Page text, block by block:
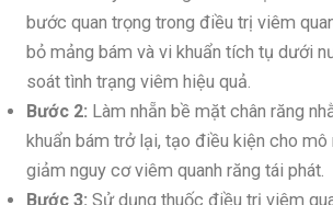
bước quan trọng trong điều trị viêm
bỏ mảng bám và vi khuẩn tích tụ dưới
soát tình trạng viêm hiệu quả.
Bước 2: Làm nhẵn bề mặt chân răng
khuẩn bám trở lại, tạo điều kiện cho mô
giảm nguy cơ viêm quanh răng tái phát.
Bước 3: Sử dụng thuốc điều trị viêm